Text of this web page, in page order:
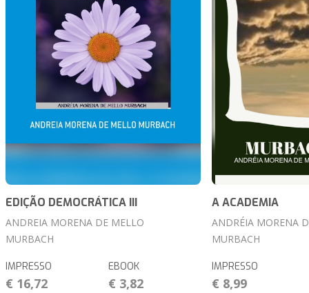
EDIÇÃO DEMOCRÁTICA III
ANDREIA MORENA DE MELLO
MURBACH
IMPRESSO
€ 16,72
EBOOK
€ 3,82
A ACADEMIA
ANDRÉIA MORENA
MURBACH
IMPRESSO
€ 8,99